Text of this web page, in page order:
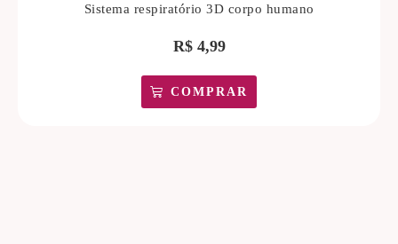
Sistema respiratório 3D corpo humano
R$4,99
COMPRAR